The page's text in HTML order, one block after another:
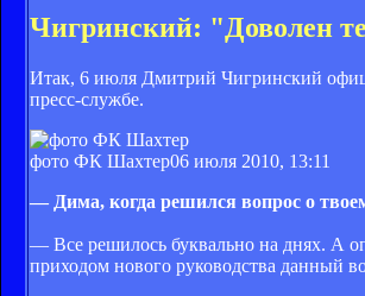
Чигринский: "Доволен
Итак, 6 июля Дмитрий Чигринский
пресс-службе.
фото ФК Шахтер06 июля 2010, 13:11
–– Дима, когда решился вопрос о
–– Все решилось буквально на днях. А
приходом нового руководства данный